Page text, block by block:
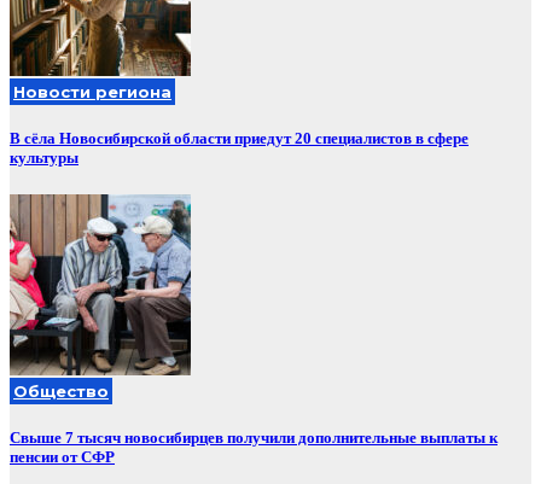
Новости региона
В сёла Новосибирской области приедут 20 специалистов в сфере
культуры
Общество
Свыше 7 тысяч новосибирцев получили дополнительные выплаты к
пенсии от СФР